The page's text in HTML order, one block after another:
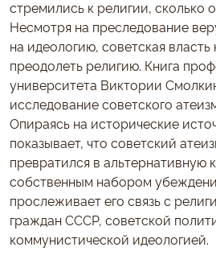
стремились к религии, сколько
Несмотря на преследование
на идеологию, советская власть
преодолеть религию. Книга
университета Виктории
исследование советского
Опираясь на исторические
показывает, что советский
превратился в альтернативную
собственным набором
прослеживает его связь с
граждан СССР, советской
коммунистической идеологией.